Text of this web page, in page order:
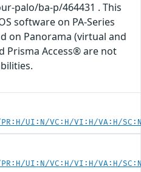
palo/ba-p/464431 . This
software on PA-Series
on Panorama (virtual and
Prisma Access® are not
UI:N/VC:H/VI:H/VA:H/
UI:N/VC:H/VI:H/VA:H/